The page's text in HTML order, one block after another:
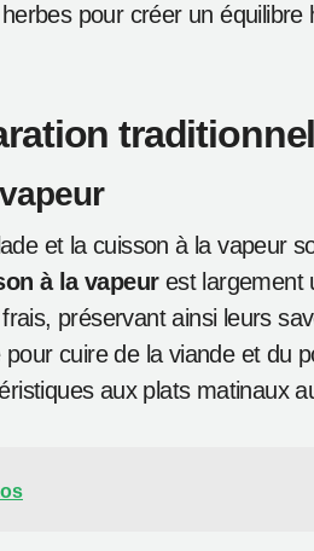
pour créer un
et la cuisson à la vapeur
à la vapeurest largement
préservant ainsi leurs
cuire de la viande et du
aux plats matinaux